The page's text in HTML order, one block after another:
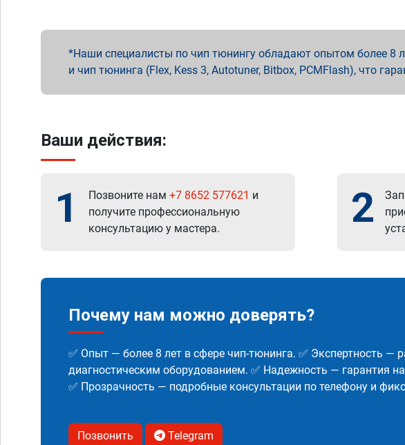
Наши специалисты по чип тюнингу обладают опытом более 8
и чип тюнинга (Flex, Kess 3, Autotuner, Bitbox, PCMFlash), что
Ваши действия:
1 Позвоните нам +7 8652 577621 и
получите профессиональную
консультацию у мастера.
2
Почему нам можно доверять?
✅ Опыт — более 8 лет в сфере чип-тюнинга. ✅ Экспертность
диагностическим оборудованием. ✅ Надежность — гарантия
✅ Прозрачность — подробные консультации по телефону и
Позвонить Telegram